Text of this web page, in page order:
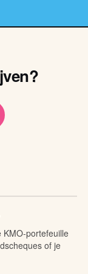
KMO-portefeuille
of je